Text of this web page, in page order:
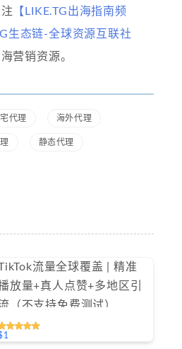
【LIKE.TG出海指南频
生态链-全球资源互联社
营销资源。
代理 海外代理
静态代理
流量全球覆盖 | 精准
放量+真人点赞+多地区引
（不支持免费测试）